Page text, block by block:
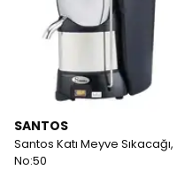
SANTOS
Santos Katı Meyve Sıkacağı,
No:50